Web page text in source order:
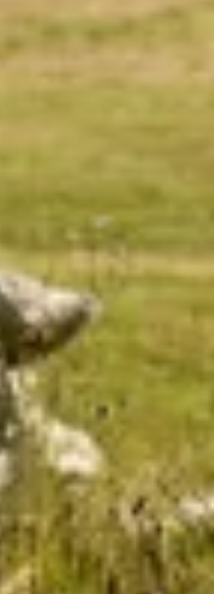
DU SCHON...
WAS
SOMMER
PISTEN?
SOMMERLEBEN IN DER
VERFASSER
Marketing
KATEGORIE
Ischgl, Sommer